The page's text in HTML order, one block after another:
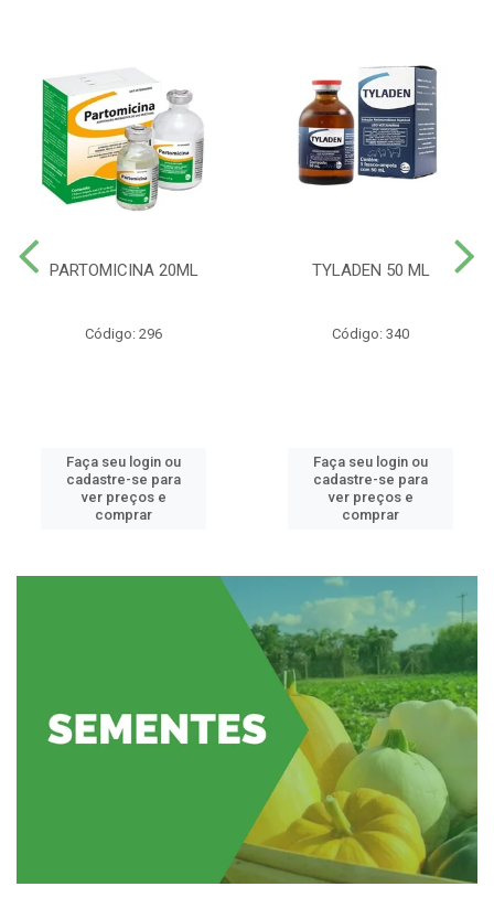
PARTOMICINA 20ML
Código: 296
Faça seu login ou
cadastre-se para
ver preços e
comprar
TYLADEN 50 ML
Código: 340
Faça seu login ou
cadastre-se para
ver preços e
comprar